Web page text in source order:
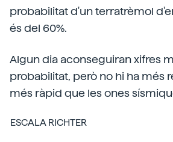
probabilitat d'un terratrèmol
és del 60%.
Algun dia aconseguiran xifres
probabilitat, però no hi ha més
més ràpid que les ones
ESCALA RICHTER